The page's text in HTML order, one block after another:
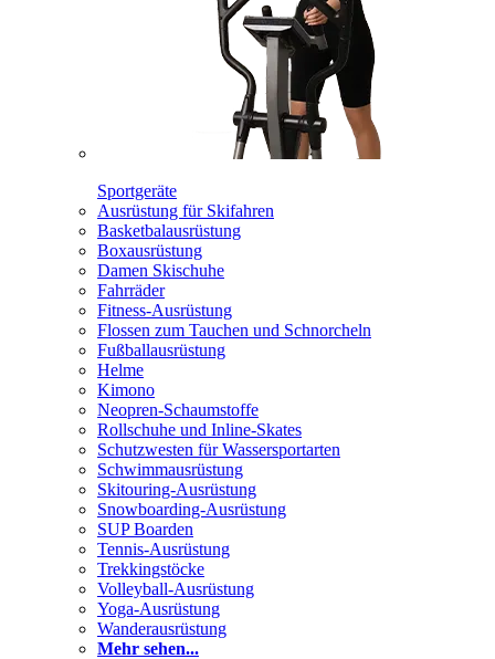
Sportgeräte
Ausrüstung für Skifahren
Basketbalausrüstung
Boxausrüstung
Damen Skischuhe
Fahrräder
Fitness-Ausrüstung
Flossen zum Tauchen und Schnorcheln
Fußballausrüstung
Helme
Kimono
Neopren-Schaumstoffe
Rollschuhe und Inline-Skates
Schutzwesten für Wassersportarten
Schwimmausrüstung
Skitouring-Ausrüstung
Snowboarding-Ausrüstung
SUP Boarden
Tennis-Ausrüstung
Trekkingstöcke
Volleyball-Ausrüstung
Yoga-Ausrüstung
Wanderausrüstung
Mehr sehen...